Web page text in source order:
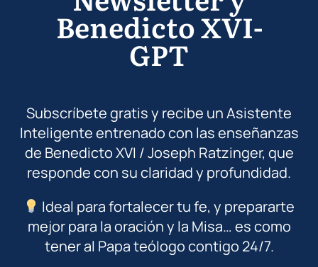
Benedicto XVI-
GPT
Subscríbete gratis y recibe un Asistente
Inteligente entrenado con las enseñanzas
de Benedicto XVI / Joseph Ratzinger, que
responde con su claridad y profundidad.
Ideal para fortalecer tu fe, y prepararte
mejor para la oración y la Misa… es como
tener al Papa teólogo contigo 24/7.